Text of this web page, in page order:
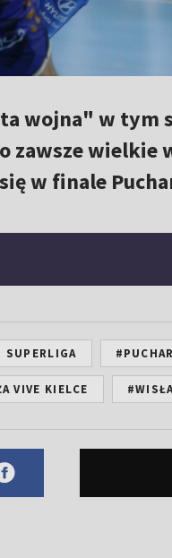
wojna" w tym
zawsze
w finale
SUPERLIGA
VIVE KIELCE